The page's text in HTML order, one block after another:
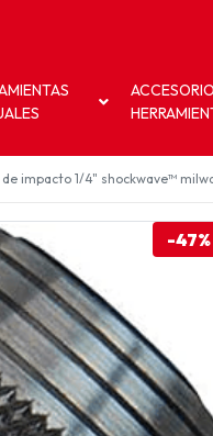
impacto 1/4" shockwave™
-47%